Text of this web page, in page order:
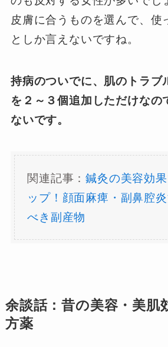
皮膚に合うものを選んで、使
としか言えないですね。
持病のついでに、肌のトラブ
を２～３個追加しただけなの
ないです。
関連記事：鍼灸の美容効
ップ！顔面麻痺・副鼻腔炎
べき副産物
余談話：昔の美容・美肌
方薬